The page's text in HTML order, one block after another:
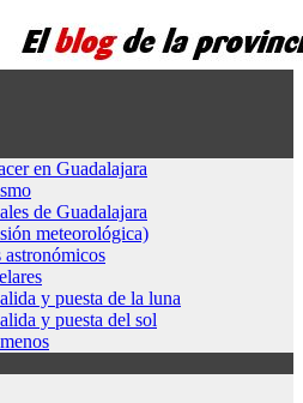
en Guadalajara
de Guadalajara
meteorológica)
astronómicos
y puesta de la luna
y puesta del sol